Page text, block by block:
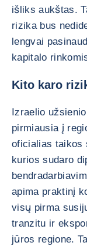
išliks aukštas.
rizika bus
lengvai
kapitalo
Kito karo
Izraelio
pirmiausia į
oficialias taikos
kurios sudaro
apima praktinį
visų pirma
tranzitu ir
jūros regione.